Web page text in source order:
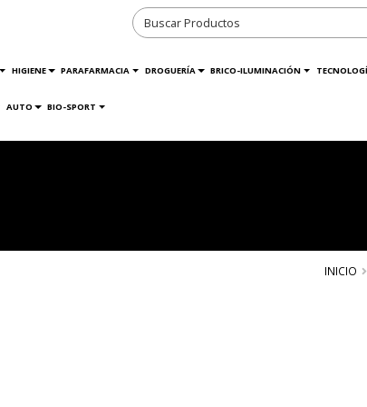
HIGIENE PARAFARMACIA DROGUERÍA BRICO-ILUMINACIÓN
AUTO BIO-SPORT
INICIO